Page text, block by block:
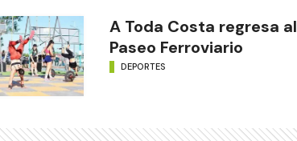
A Toda Costa regresa al
Paseo Ferroviario
DEPORTES